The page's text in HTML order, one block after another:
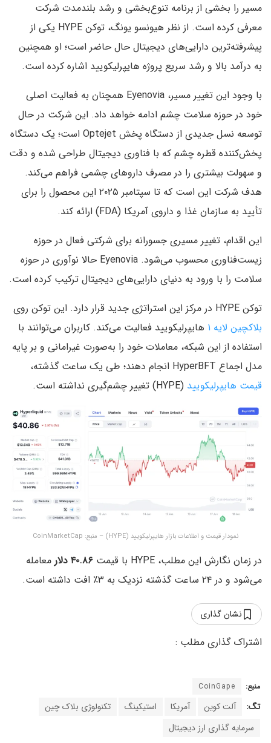
مسیر را بخشی از برنامه تنوع‌بخشی و رشد بلندمدت شرکت
معرفی کرده است. از نظر هیونسو یونگ، توکن HYPE یکی از
پیشرفته‌ترین دارایی‌های دیجیتال حال حاضر است؛ او همچنین
به درآمد بالا و رشد سریع پروژه هایپرلیکویید اشاره کرده است.
با وجود این تغییر مسیر، Eyenovia همچنان به فعالیت اصلی
خود در حوزه سلامت چشم ادامه خواهد داد. این شرکت در حال
توسعه نسل جدیدی از دستگاه پخش Optejet است؛ یک دستگاه
پخش‌کننده قطره چشم که با فناوری دیجیتال طراحی شده و دقت
و سهولت بیشتری را در مصرف داروهای چشمی فراهم می‌کند.
هدف شرکت این است که تا سپتامبر ۲۰۲۵ این محصول را برای
تأیید به سازمان غذا و داروی آمریکا (FDA) ارائه کند.
این اقدام، تغییر مسیری جسورانه برای شرکتی فعال در حوزه
زیست‌فناوری محسوب می‌شود. Eyenovia حالا نوآوری در حوزه
سلامت را با ورود به دنیای دارایی‌های دیجیتال ترکیب کرده است.
توکن HYPE در مرکز این استراتژی جدید قرار دارد. این توکن روی
بلاکچین لایه‌ ۱
هایپرلیکویید فعالیت می‌کند. کاربران می‌توانند با
استفاده از این شبکه، معاملات خود را به‌صورت غیرامانی و بر پایه
مدل اجماع HyperBFT انجام دهند؛ طی یک ساعت گذشته،
قیمت هایپرلیکویید (HYPE) تغییر چشم‌گیری نداشته است.
نمودار قیمت و اطلاعات بازار هایپرلیکویید (HYPE) – منبع: CoinMarketCap
در زمان نگارش این مطلب، HYPE با قیمت ۴۰.۸۶ دلار
معامله
می‌شود و در ۲۴ ساعت گذشته نزدیک به ۳٪ افت داشته است.
نشان گذاری
منبع: CoinGape
تگ: آلت کوین آمریکا استیکینگ
تکنولوژی بلاک چین
سرمایه گذاری ارز دیجیتال